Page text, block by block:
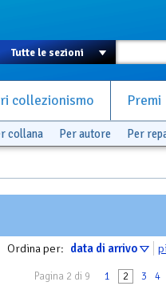
collezionismo Premi
collana Per autore Per
Ordina per: data di arrivo
Pagina 2 di 9 1 2 3 4